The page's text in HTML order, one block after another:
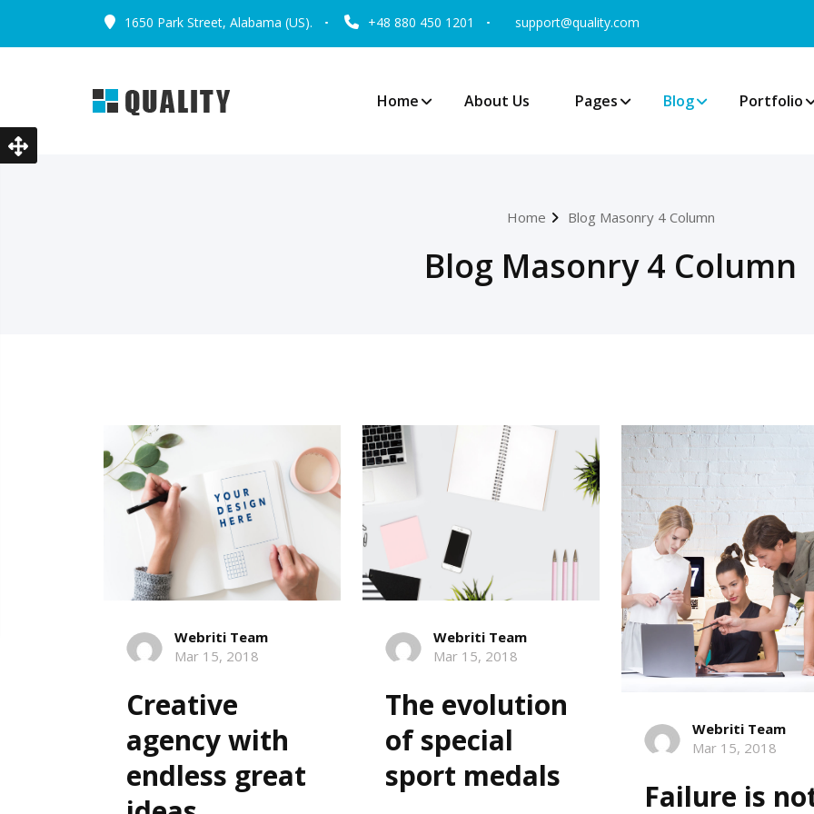
1650 Park Street, Alabama (US). +48 880 450 1201 support@quality.com
Home About Us Pages Blog Portfolio
Home Blog Masonry 4 Column
Blog Masonry 4 Column
Webriti Team
Mar 15, 2018
Creative
agency with
endless great
Webriti Team
Mar 15, 2018
The evolution
of special
sport medals
Webriti Team
Mar 15, 2018
Failure is